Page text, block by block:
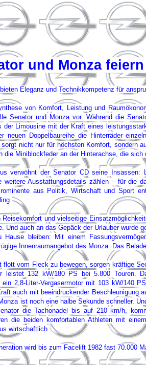
und Monza
Eleganz und Technikkompetenz für
von Komfort, Leistung und
Senator und Monza vor. Während die
der Limousine mit der Kraft eines
neuen Doppelbaureihe die Hinterräder
nicht nur für höchsten Komfort, sondern
die Miniblockfeder an der Hinterachse, die
verwöhnt der Senator CD seine Insassen:
weitere Ausstattungsdetails zählen – für die
aus Politik, Wirtschaft und Sport
Reisekomfort und vielseitige
Und auch an das Gepäck der Urlauber
Hause bleiben: Mit einem
Innenraumangebot des Monza. Das
flott vom Fleck zu bewegen, sorgen kräftige
leistet 132 kW/180 PS bei 5.800 Touren.
ein 2,8-Liter-Vergasermotor mit 103 kW/140
auch mit beeindruckender
ist noch eine halbe Sekunde schneller.
die Tachonadel bis auf 210 km/h,
die beiden komfortablen Athleten mit
wirtschaftlich.
wird bis zum Facelift 1982 fast 70.000